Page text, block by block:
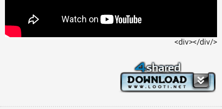
</div></div>